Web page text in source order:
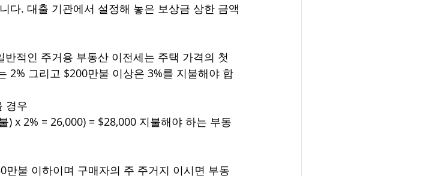
다. 대출 기관에서 설정해 놓은 보상금 상한 금액
반적인 주거용 부동산 이전세는 주택 가격의 첫
2% 그리고 $200만불 이상은 3%를 지불해야 합
경우
) x 2% = 26,000) = $28,000 지불해야 하는 부동
불 이하이며 구매자의 주 주거지 이시면 부동